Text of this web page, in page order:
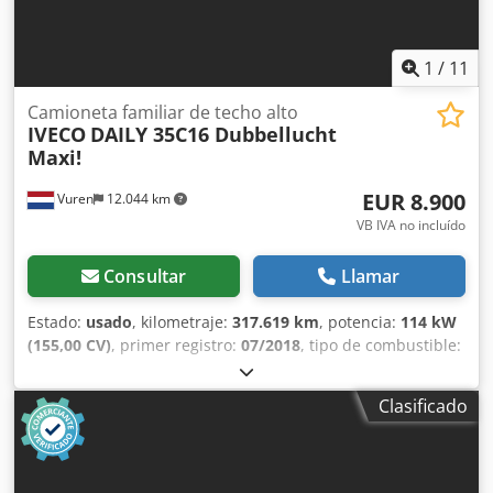
bruto: 3.500 kg Funcional Altura de la plataforma de carga:
(Inspección Técnica de Vehículos): válida hasta el 04.2027
Estado Estado técnico: bueno Estado óptico: bueno Daños:
ninguno Número de llaves: 1 Información financiera Precio
de leasing: 486 € al mes (furgoneta, 72 meses); Solicite más
información y condiciones.
1 / 11
Vuren 12.044 km
Camioneta familiar de techo alto
IVECO DAILY 35C16 Dubbellucht
Maxi!
EUR 8.900
VB IVA no incluído
Consultar Llamar
Estado: usado, kilometraje: 317.619 km, potencia: 114 kW
(155,00 CV), primer registro: 07/2018, tipo de combustible:
, tamaño del neumático:
ejes:4x2, distancia entre ejes:4.100 mm, combustible:
diésel, color:
cabina del
conductor
emisión:
Clasificado